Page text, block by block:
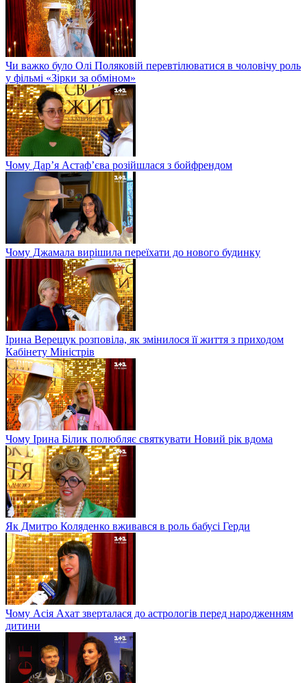
Чи важко було Олі Поляковій перевтілюватися в чоловічу роль
у фільмі «Зірки за обміном»
Чому Дар’я Астаф’єва розійшлася з бойфрендом
Чому Джамала вирішила переїхати до нового будинку
Ірина Верещук розповіла, як змінилося її життя з приходом
Кабінету Міністрів
Чому Ірина Білик полюбляє святкувати Новий рік вдома
Як Дмитро Коляденко вживався в роль бабусі Герди
Чому Асія Ахат зверталася до астрологів перед народженням
дитини